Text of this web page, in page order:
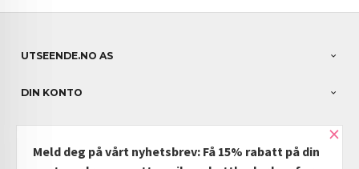
UTSEENDE.NO AS
DIN KONTO
NYHETSBREV
PARTNERE
×
Meld deg på vårt nyhetsbrev: Få 15% rabatt på din